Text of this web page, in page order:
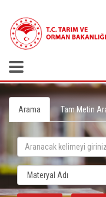
Arama Tam Metin